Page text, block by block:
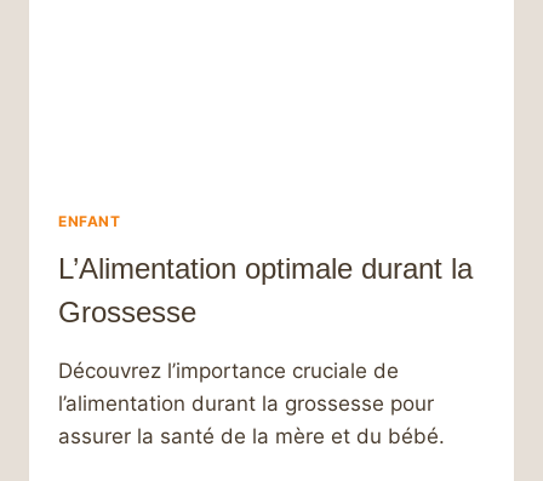
ENFANT
L’Alimentation optimale durant la
Grossesse
Découvrez l’importance cruciale de
l’alimentation durant la grossesse pour
assurer la santé de la mère et du bébé.